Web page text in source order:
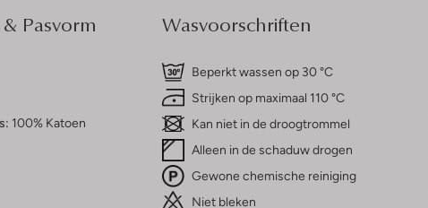
Pasvorm
100% Katoen
Wasvoorschriften
Beperkt wassen op 30 °C
Strijken op maximaal 110 °C
Kan niet in de droogtrommel
Alleen in de schaduw drogen
Gewone chemische reiniging
Niet bleken